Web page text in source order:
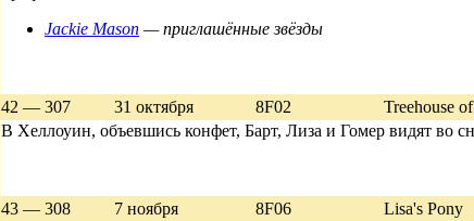
Jackie Mason — приглашённые звёзды
42 — 307 31 октября 8F02
Treehouse
В Хеллоуин, объевшись конфет, Барт, Лиза и Гомер видят во
43 — 308 7 ноября 8F06
Lisa's Pony